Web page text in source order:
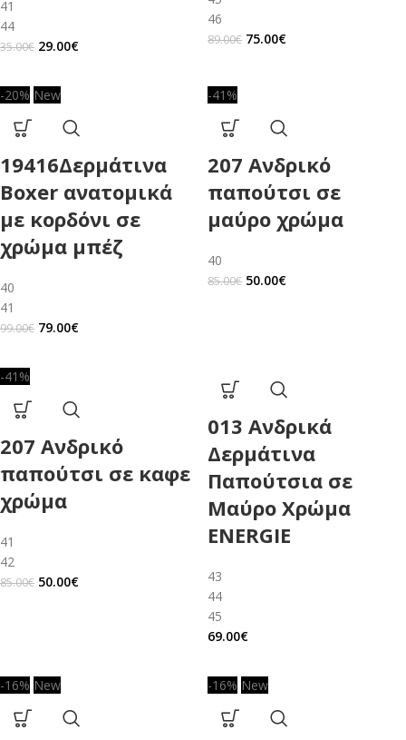
41
44
35.00€ 29.00€
46
89.00€ 75.00€
-20% New
19416Δερμάτινα
Boxer ανατομικά
με κορδόνι σε
χρώμα μπέζ
40
41
99.00€ 79.00€
-41%
207 Ανδρικό
παπούτσι σε
μαύρο χρώμα
40
85.00€ 50.00€
-41%
207 Ανδρικό
παπούτσι σε καφε
χρώμα
41
42
85.00€ 50.00€
013 Ανδρικά
Δερμάτινα
Παπούτσια σε
Μαύρο Χρώμα
ENERGIE
43
44
45
69.00€
-16% New -16% New